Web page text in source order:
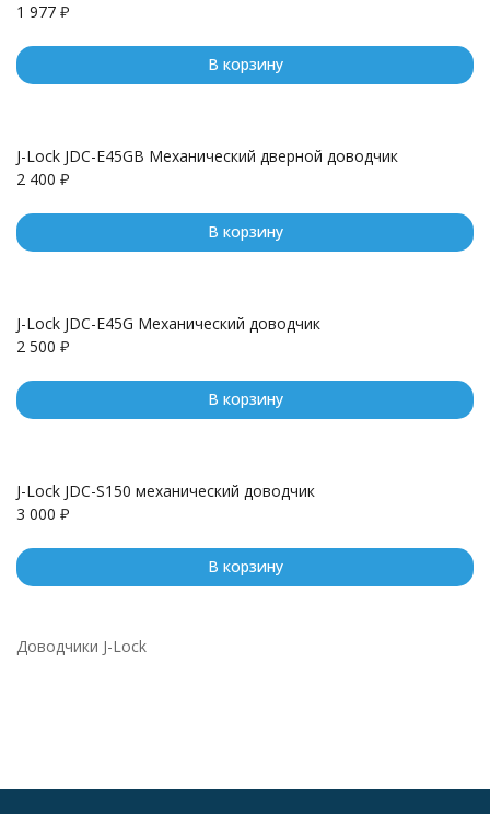
1 977 ₽
В корзину
J-Lock JDC-E45GB Механический дверной доводчик
2 400 ₽
В корзину
J-Lock JDC-E45G Механический доводчик
2 500 ₽
В корзину
J-Lock JDC-S150 механический доводчик
3 000 ₽
В корзину
Доводчики J-Lock